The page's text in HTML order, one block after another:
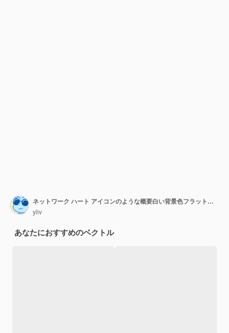
ネットワーク ハート アイコンのような概要白い背景色フラットに分離された web デザインのネットワーク ハート ベクトル アイコンのような
yliv
あなたにおすすめのベクトル